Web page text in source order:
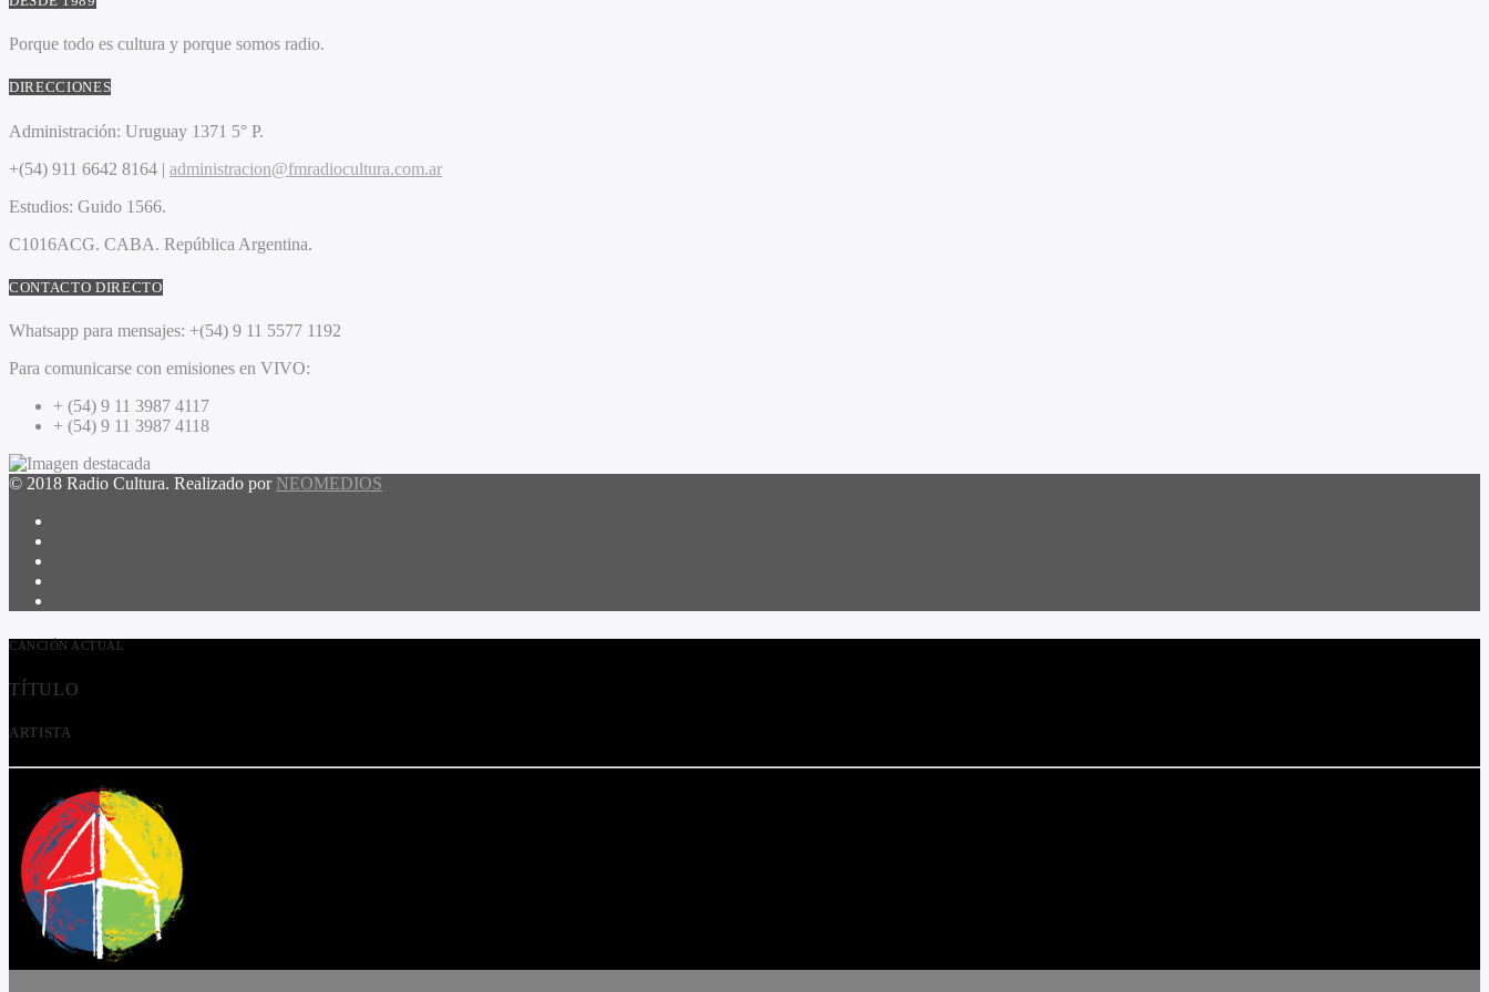
Porque todo es cultura y porque somos radio.
DIRECCIONES
Administración: Uruguay 1371 5° P.
+(54) 911 6642 8164 | administracion@fmradiocultura.com.ar
Estudios: Guido 1566.
C1016ACG. CABA. República Argentina.
CONTACTO DIRECTO
Whatsapp para mensajes: +(54) 9 11 5577 1192
Para comunicarse con emisiones en VIVO:
+ (54) 9 11 3987 4117
+ (54) 9 11 3987 4118
© 2018 Radio Cultura. Realizado por NEOMEDIOS
CANCIÓN ACTUAL
TÍTULO
ARTISTA